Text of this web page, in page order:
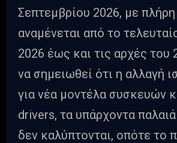
Σεπτεμβρίου 2026, με
αναμένεται από το
2026 έως και τις αρχές του
να σημειωθεί ότι η αλλαγή
για νέα μοντέλα συσκευών
drivers, τα υπάρχοντα
δεν καλύπτονται, οπότε το